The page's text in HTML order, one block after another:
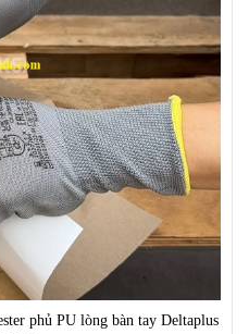
phủ PU lòng bàn tay Deltaplus